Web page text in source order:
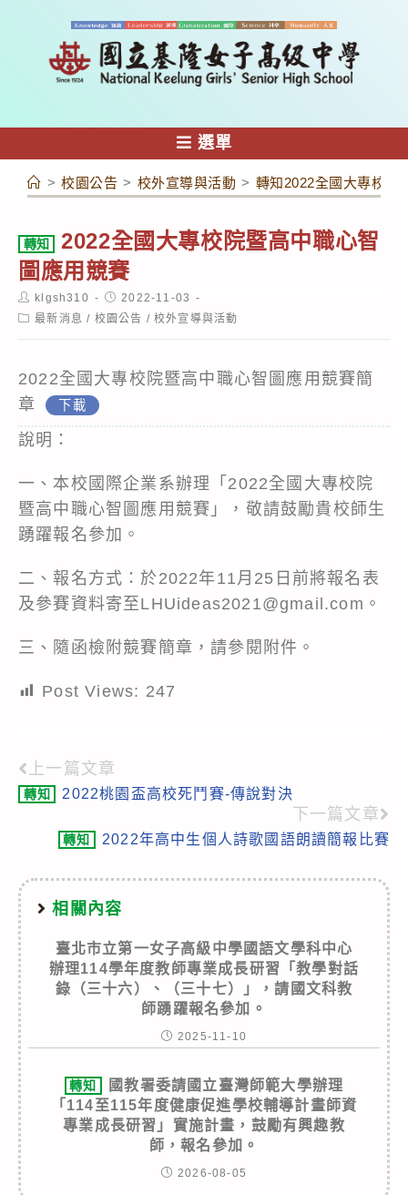
容
選單
> 校園公告 > 校外宣導與活動 > 轉知2022全國大專校院
轉知
2022全國大專校院暨高中職心智
圖應用競賽
Post
author:
klgsh310
Post
published:
2022-11-03
Post最新消息 / 校園公告 / 校外宣導與活動
2022全國大專校院暨高中職心智圖應用競賽簡
章
下載
說明：
一、本校國際企業系辦理「2022全國大專校院
暨高中職心智圖應用競賽」，敬請鼓勵貴校師生
踴躍報名參加。
二、報名方式：於2022年11月25日前將報名表
及參賽資料寄至LHUideas2021@gmail.com。
三、隨函檢附競賽簡章，請參閱附件。
Post Views: 247
Read
more
articles
上一篇文章
轉知 2022桃園盃高校死鬥賽-傳說對決
下一篇文章
轉知 2022年高中生個人詩歌國語朗讀簡報比賽
相關內容
臺北市立第一女子高級中學國語文學科中心
辦理114學年度教師專業成長研習「教學對話
錄（三十六）、（三十七）」，請國文科教
師踴躍報名參加。
2025-11-10
轉知
國教署委請國立臺灣師範大學辦理
「114至115年度健康促進學校輔導計畫師資
專業成長研習」實施計畫，鼓勵有興趣教
師，報名參加。
2026-08-05